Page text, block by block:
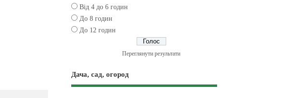
Від 4 до 6 годин
До 8 годин
До 12 годин
Переглянути результати
Дача, сад, огород